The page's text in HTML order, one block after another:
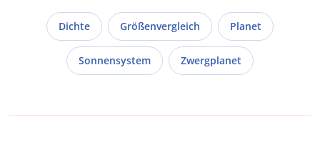
Dichte Größenvergleich Planet
Sonnensystem Zwergplanet